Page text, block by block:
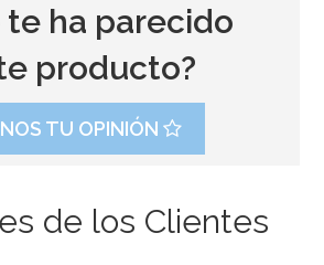
te ha parecido
producto?
TU OPINIÓN
de los Clientes